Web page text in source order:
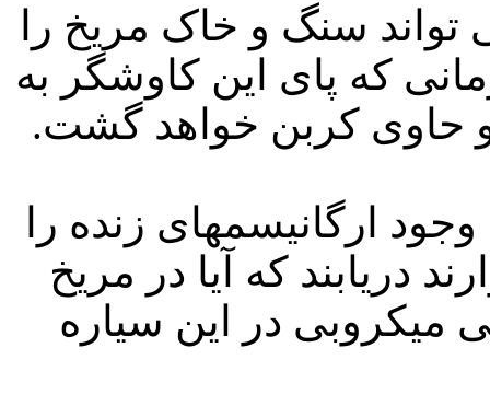
سنگ و خاک مریخ را
که پای این کاوشگر به
و حاوی کربن خواهد گشت.
ارگانیسمهای زنده را
دریابند که آیا در مریخ
میکروبی در این سیاره